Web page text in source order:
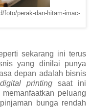
foto/perak-dan-hitam-imac-
sekarang ini terus
yang dinilai punya
depan adalah bisnis
printingsaat ini
peluang
bunga rendah